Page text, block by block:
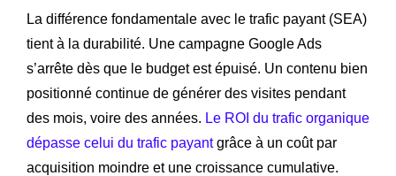
La différence fondamentale avec le trafic payant (SEA)
tient à la durabilité. Une campagne Google Ads
s’arrête dès que le budget est épuisé. Un contenu bien
positionné continue de générer des visites pendant
des mois, voire des années. Le ROI du trafic organique
dépasse celui du trafic payantgrâce à un coût par
acquisition moindre et une croissance cumulative.